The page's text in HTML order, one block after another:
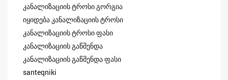
კანალიზაციის ტროსი გორგია
იყიდება კანალიზაციის ტროსი
კანალიზაციის ტროსი ფასი
კანალიზაციის გაწმენდა
კანალიზაციის გაწმენდა ფასი
santeqniki